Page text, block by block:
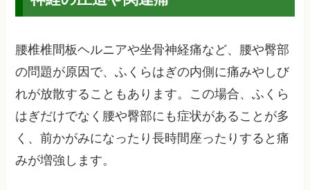
腰椎椎間板ヘルニアや坐骨神経痛など、腰や臀部
の問題が原因で、ふくらはぎの内側に痛みやしび
れが放散することもあります。この場合、ふくら
はぎだけでなく腰や臀部にも症状があることが多
く、前かがみになったり長時間座ったりすると痛
みが増強します。